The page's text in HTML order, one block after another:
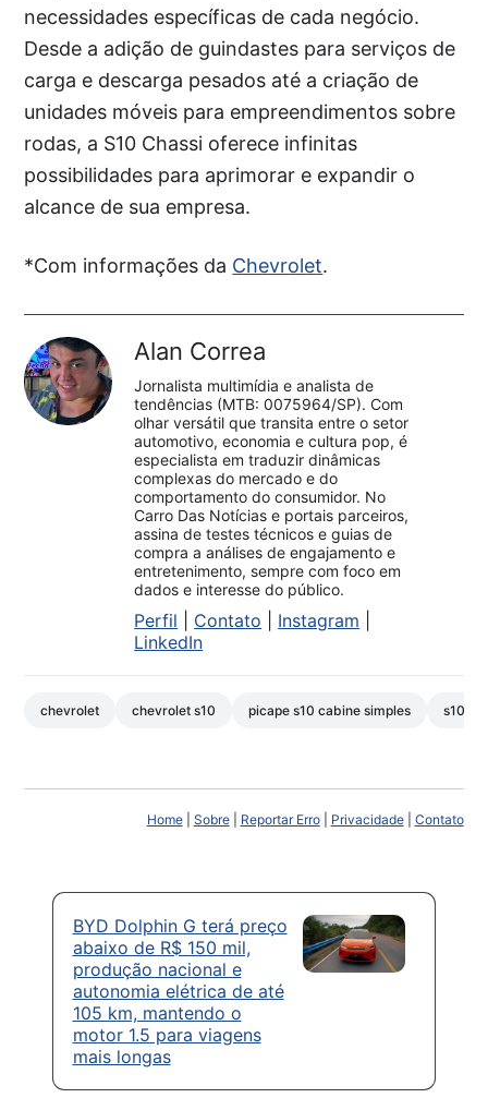
necessidades específicas de cada negócio.
Desde a adição de guindastes para serviços de
carga e descarga pesados até a criação de
unidades móveis para empreendimentos sobre
rodas, a S10 Chassi oferece infinitas
possibilidades para aprimorar e expandir o
alcance de sua empresa.
*Com informações da Chevrolet.
Alan Correa
Jornalista multimídia e analista de
tendências (MTB: 0075964/SP). Com
olhar versátil que transita entre o setor
automotivo, economia e cultura pop, é
especialista em traduzir dinâmicas
complexas do mercado e do
comportamento do consumidor. No
Carro Das Notícias e portais parceiros,
assina de testes técnicos e guias de
compra a análises de engajamento e
entretenimento, sempre com foco em
dados e interesse do público.
Perfil Contato Instagram
LinkedIn
chevrolet chevrolet s10 picape s10 cabine simples s10
Home| Sobre| Reportar Erro| Privacidade| Contato
BYD Dolphin G terá preço
abaixo de R$ 150 mil,
produção nacional e
autonomia elétrica de até
105 km, mantendo o
motor 1.5 para viagens
mais longas